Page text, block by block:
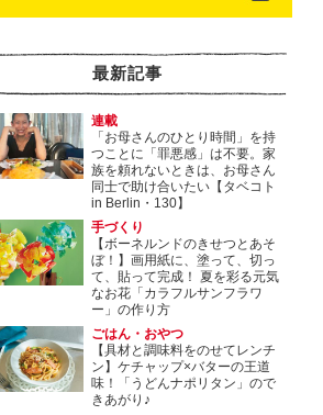
最新記事
連載
「お母さんのひとり時間」を持
つことに「罪悪感」は不要。家
族を頼れないときは、お母さん
同士で助け合いたい【タベコト
in Berlin・130】
手づくり
【ボーネルンドのきせつとあそ
ぼ！】画用紙に、塗って、切っ
て、貼って完成！ 夏を彩る元気
なお花「カラフルサンフラワ
ー」の作り方
ごはん・おやつ
【具材と調味料をのせてレンチ
ン】ケチャップ×バターの王道
味！「うどんナポリタン」ので
きあがり♪